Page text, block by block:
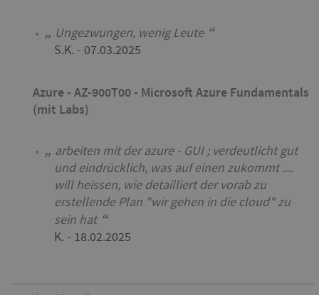
Ungezwungen, wenig Leute
S.K. - 07.03.2025
Azure - AZ-900T00 - Microsoft Azure Fundamentals
(mit Labs)
arbeiten mit der azure - GUI ; verdeutlicht gut
und eindrücklich, was auf einen zukommt ....
will heissen, wie detailliert der vorab zu
erstellende Plan "wir gehen in die cloud" zu
sein hat
K. - 18.02.2025